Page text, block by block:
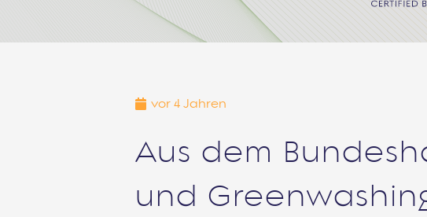
vor 4 Jahren
Aus dem
und